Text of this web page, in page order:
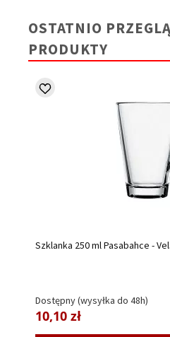
OSTATNIO
PRODUKTY
Szklanka 250 ml Pasabahce -
Dostępny (wysyłka do 48h)
10,10 zł